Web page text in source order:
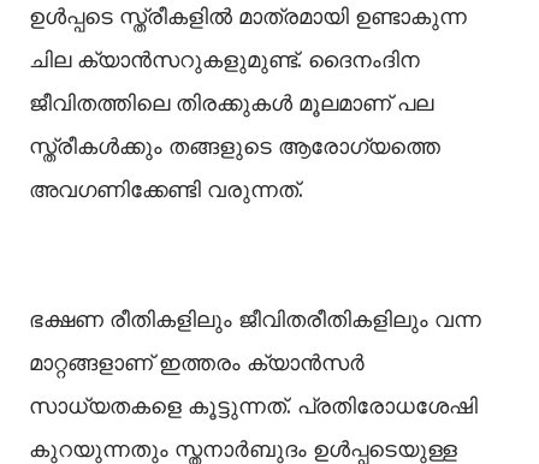
ഉള്‍പ്പടെ സ്ത്രീകളില്‍ മാത്രമായി ഉണ്ടാകുന്ന
ചില ക്യാന്‍സറുകളുമുണ്ട്. ദൈനംദിന
ജീവിതത്തിലെ തിരക്കുകള്‍ മൂലമാണ് പല
സ്ത്രീകള്‍ക്കും തങ്ങളുടെ ആരോഗ്യത്തെ
അവഗണിക്കേണ്ടി വരുന്നത്.
ഭക്ഷണ രീതികളിലും ജീവിതരീതികളിലും വന്ന
മാറ്റങ്ങളാണ് ഇത്തരം ക്യാന്‍സര്‍
സാധ്യതകളെ കൂട്ടുന്നത്. പ്രതിരോധശേഷി
കുറയുന്നതും സ്തനാർബുദം ഉള്‍പ്പടെയുള്ള